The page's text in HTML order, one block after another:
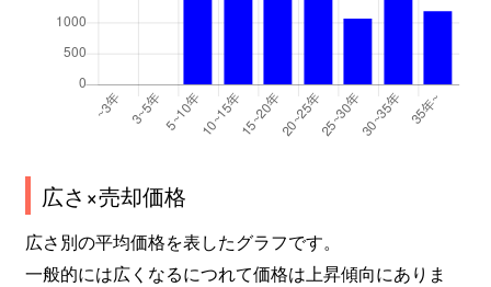
広さ×売却価格
広さ別の平均価格を表したグラフです。
一般的には広くなるにつれて価格は上昇傾向にありま